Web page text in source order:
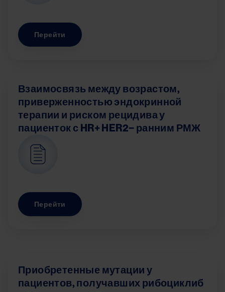
Перейти
Взаимосвязь между возрастом,
приверженностью эндокринной
терапии и риском рецидива у
пациенток с HR+ HER2− ранним РМЖ
Перейти
Приобретенные мутации у
пациентов, получавших рибоциклиб